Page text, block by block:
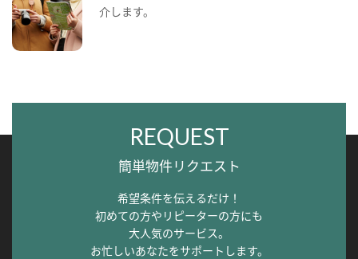
介します。
REQUEST
簡単物件リクエスト
希望条件を伝えるだけ！
初めての方やリピーターの方にも
大人気のサービス。
お忙しいあなたをサポートします。